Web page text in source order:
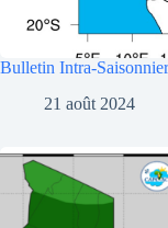
Bulletin Intra-
21 août 2024